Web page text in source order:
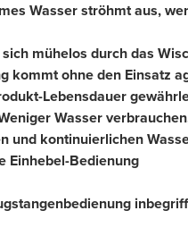
Wasser ströhmt aus,
mühelos durch das
kommt ohne den Einsatz
Lebensdauer
Wasser
und kontinuierlichen
Einhebel-Bedienung